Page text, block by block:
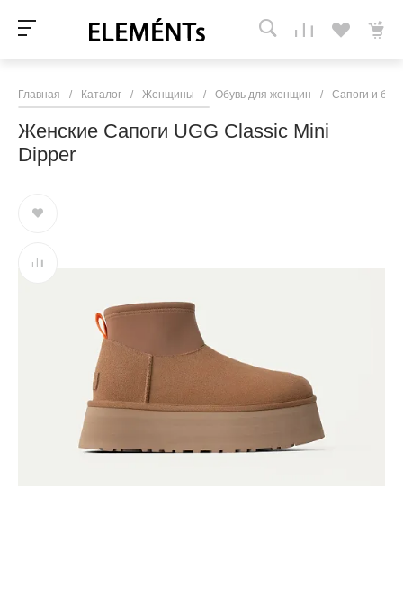
Главная / Каталог / Женщины / Обувь для женщин / Сапоги и
Женские Сапоги UGG Classic Mini
Dipper